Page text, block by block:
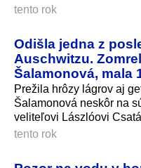
tento rok
Odišla jedna z
Auschwitzu.
Šalamonová, mala
Prežila hrôzy lágrov aj
Šalamonová neskôr na
veliteľovi Lászlóovi
tento rok